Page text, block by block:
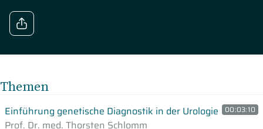
Themen
Einführung genetische Diagnostik in der Urologie
Prof. Dr. med. Thorsten Schlomm
00:03:10